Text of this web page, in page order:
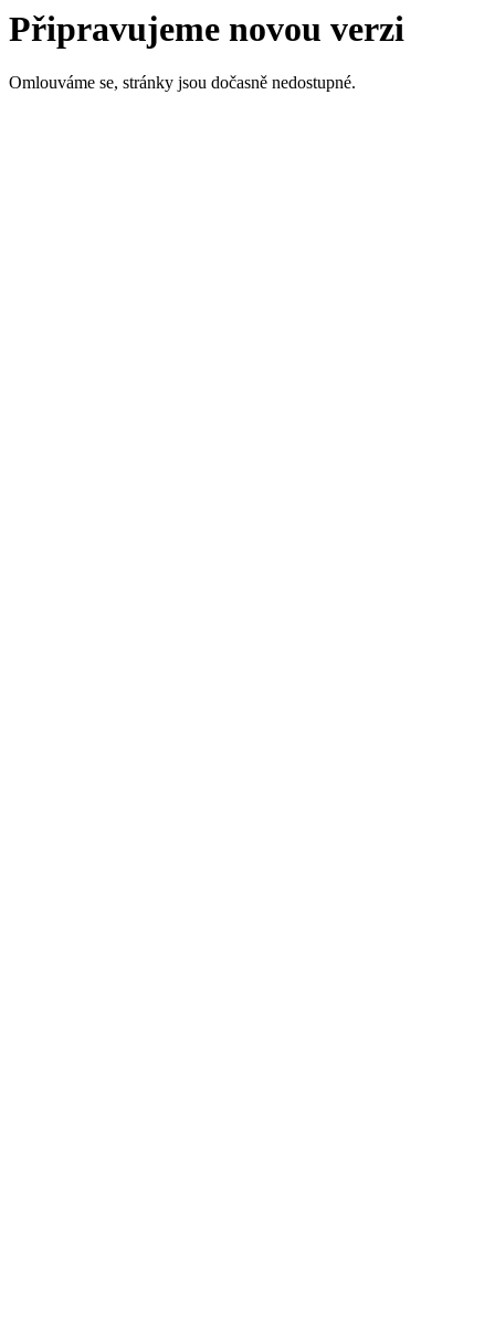
Připravujeme novou verzi
Omlouváme se, stránky jsou dočasně nedostupné.